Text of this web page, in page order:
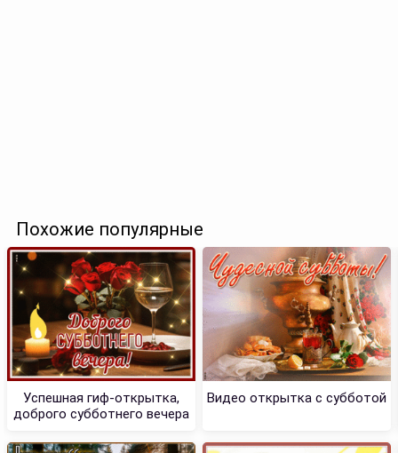
Похожие популярные
Успешная гиф-открытка,
доброго субботнего вечера
Видео открытка с субботой